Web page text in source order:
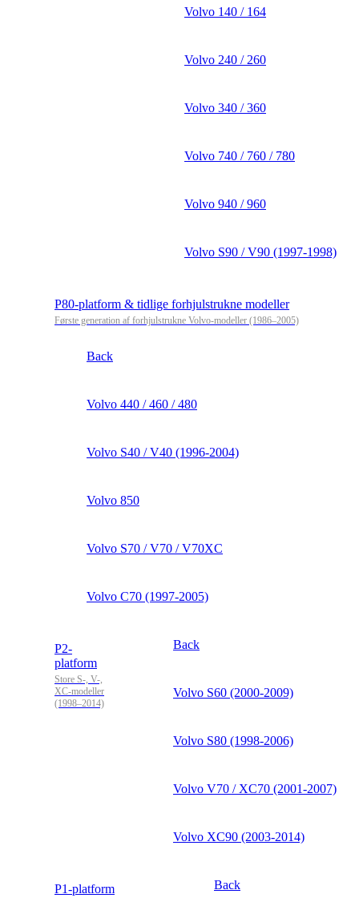
Volvo 140 / 164
Volvo 240 / 260
Volvo 340 / 360
Volvo 740 / 760 / 780
Volvo 940 / 960
Volvo S90 / V90 (1997-1998)
P80-platform & tidlige forhjulstrukne modeller
Første generation af forhjulstrukne Volvo-modeller (1986–2005)
Back
Volvo 440 / 460 / 480
Volvo S40 / V40 (1996-2004)
Volvo 850
Volvo S70 / V70 / V70XC
Volvo C70 (1997-2005)
P2-
platform
Store S-, V-,
XC-modeller
(1998–2014)
Back
Volvo S60 (2000-2009)
Volvo S80 (1998-2006)
Volvo V70 / XC70 (2001-2007)
Volvo XC90 (2003-2014)
P1-platform Back